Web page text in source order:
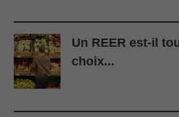
Un REER est-il
choix...